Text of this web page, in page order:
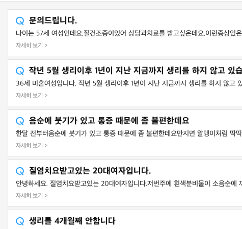
문의드립니다.
나이는 57세 여성인데요.질건조증이있어 상담과치료를 받고싶은데요.이런증상
자세히 보기 >
작년 5월 생리이후 1년이 지난 지금까지 생리를 하지 않고 있
36세 미혼여성입니다. 작년 5월 생리이후 1년이 지난 지금까지 생리를 하지 않고
자세히 보기 >
음순에 붓기가 있고 통증 때문에 좀 불편한데요
한달 전부터음순에 붓기가 있고 통증 때문에 좀 불편한데요만지면 알맹이처럼
자세히 보기 >
질염치요받고있는 20대여자입니다.
안녕하세요. 질염치요받고있는 20대여자입니다.저번주에 흰색분비물이 소음순
자세히 보기 >
생리를 4개월째 안합니다